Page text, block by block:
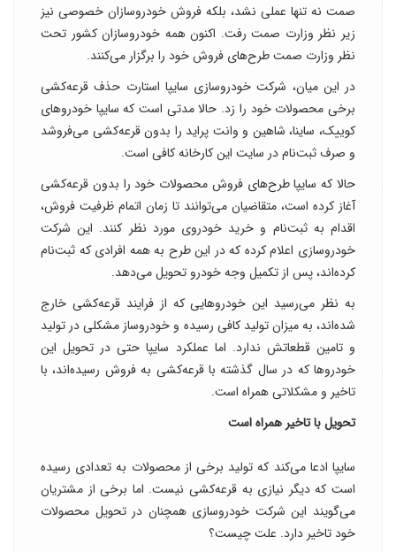
صمت نه تنها عملی نشد، بلکه فروش خودروسازان خصوصی نیز
زیر نظر وزارت صمت رفت. اکنون همه خودروسازان کشور تحت
نظر وزارت صمت طرح‌های فروش خود را برگزار می‌کنند.
در این میان، شرکت خودروسازی سایپا استارت حذف قرعه‌کشی
برخی محصولات خود را زد. حالا مدتی است که سایپا خودروهای
کوییک، ساینا، شاهین و وانت پراید را بدون قرعه‌کشی می‌فروشد
و صرف ثبت‌نام در سایت این کارخانه کافی است.
حالا که سایپا طرح‌های فروش محصولات خود را بدون قرعه‌کشی
آغاز کرده است، متقاضیان می‌توانند تا زمان اتمام ظرفیت فروش،
اقدام به ثبت‌نام و خرید خودروی مورد نظر کنند. این شرکت
خودروسازی اعلام کرده که در این طرح به همه افرادی که ثبت‌نام
کرده‌اند، پس از تکمیل وجه خودرو تحویل می‌دهد.
به نظر می‌رسید این خودروهایی که از فرایند قرعه‌کشی خارج
شده‌اند، به میزان تولید کافی رسیده و خودروساز مشکلی در تولید
و تامین قطعاتش ندارد. اما عملکرد سایپا حتی در تحویل این
خودروها که در سال گذشته با قرعه‌کشی به فروش رسیده‌اند، با
تاخیر و مشکلاتی همراه است.
تحویل با تاخیر همراه است
سایپا ادعا می‌کند که تولید برخی از محصولات به تعدادی رسیده
است که دیگر نیازی به قرعه‌کشی نیست. اما برخی از مشتریان
می‌گویند این شرکت خودروسازی همچنان در تحویل محصولات
خود تاخیر دارد. علت چیست؟